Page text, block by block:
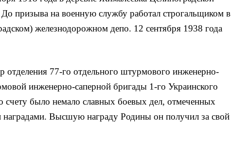
при­зыва на военную службу работал строгальщиком в
железнодорожном депо. 12 сентября 1938 года
отделения 77-го отдельного штурмового инженерно-
ин­женерно-саперной бригады 1-го Украинского
счету было немало славных боевых дел, отмеченных
наградами. Высшую награду Ро­дины он получил за свой